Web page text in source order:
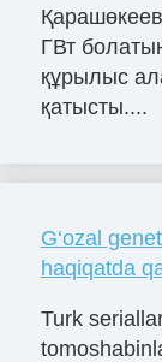
ГВт
құрылыс
қатысты....
G‘ozal
haqiqatda
Turk